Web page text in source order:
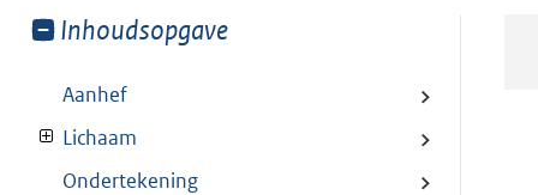
Toon
van:
Inhoudsopgave
Aanhef
Lichaam
Ondertekening